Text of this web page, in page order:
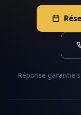
Réponse garantie